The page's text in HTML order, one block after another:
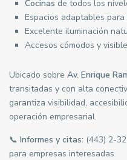
Cocinas de todos los
Espacios adaptables
Excelente iluminación
Accesos cómodos y
Ubicado sobre Av. Enrique
transitadas y con alta
garantiza visibilidad,
operación empresarial.
📞 Informes y citas: (443) 2-
para empresas interesadas